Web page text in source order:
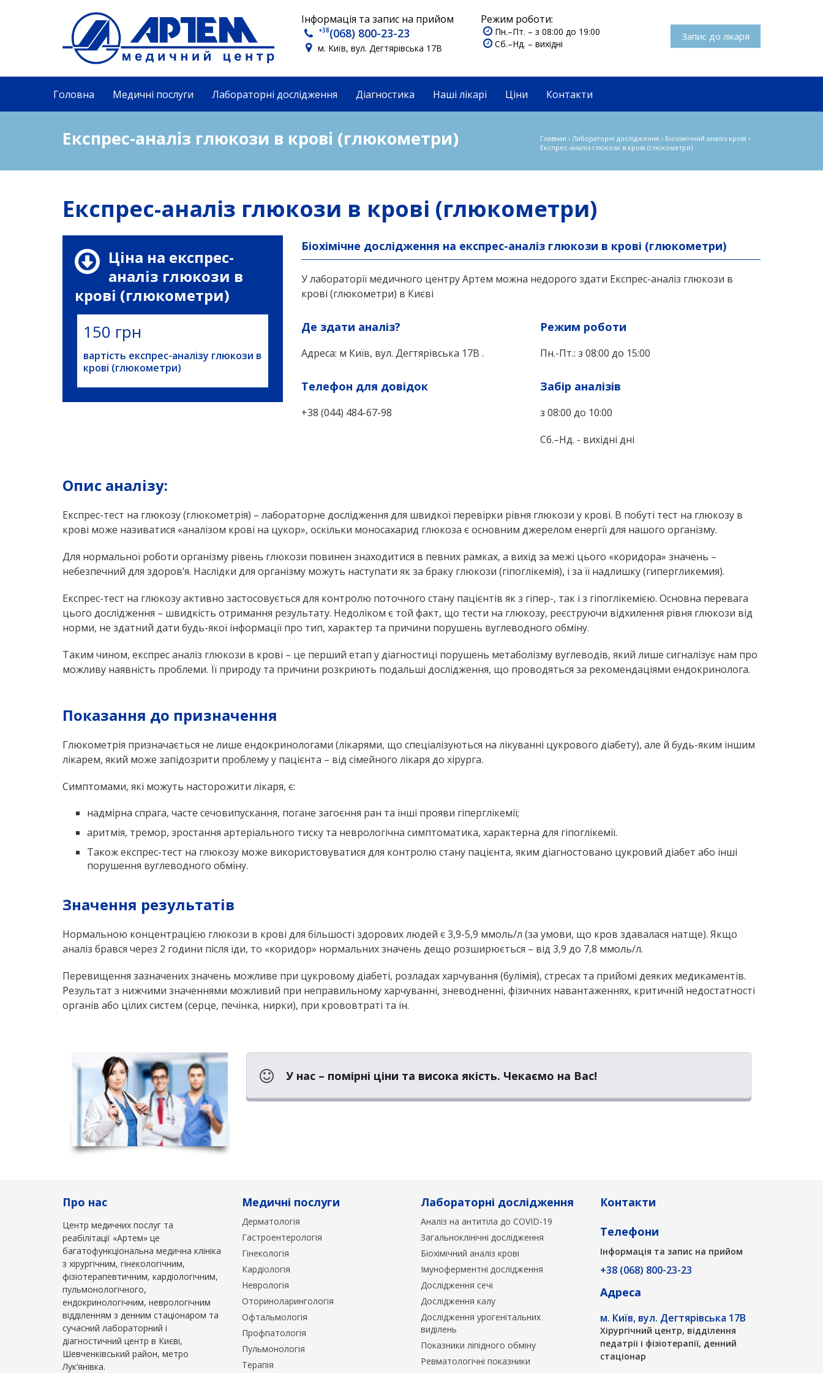
Інформація та запис на прийом
+38(068) 800-23-23
м. Київ, вул. Дегтярівська 17В
Режим роботи:
Пн.–Пт. – з 08:00 до 19:00
Сб.–Нд. – вихідні
Запис до лікаря
Головна Медичні послуги Лабораторні дослідження Діагностика Наші лікарі Ціни Контакти
Експрес-аналіз глюкози в крові (глюкометри) Главная › Лабораторні дослідження › Біохімічний аналіз крові ›
Експрес-аналіз глюкози в крові (глюкометри)
Експрес-аналіз глюкози в крові (глюкометри)
Ціна на експрес-
аналіз глюкози в
крові (глюкометри)
150 грн
вартість експрес-аналізу глюкози в
крові (глюкометри)
Біохімічне дослідження на експрес-аналіз глюкози в крові (глюкометри)
У лабораторії медичного центру Артем можна недорого здати Експрес-аналіз глюкози в
крові (глюкометри) в Києві
Де здати аналіз?
Адреса: м Київ, вул. Дегтярівська 17В .
Телефон для довідок
+38 (044) 484-67-98
Режим роботи
Пн.-Пт.: з 08:00 до 15:00
Забір аналізів
з 08:00 до 10:00
Сб.–Нд. - вихідні дні
Опис аналізу:
Експрес-тест на глюкозу (глюкометрія) – лабораторне дослідження для швидкої перевірки рівня глюкози у крові. В побуті тест на глюкозу в
крові може називатися «аналізом крові на цукор», оскільки моносахарид глюкоза є основним джерелом енергії для нашого організму.
Для нормальної роботи організму рівень глюкози повинен знаходитися в певних рамках, а вихід за межі цього «коридора» значень –
небезпечний для здоров’я. Наслідки для організму можуть наступати як за браку глюкози (гіпоглікемія), і за її надлишку (гипергликемия).
Експрес-тест на глюкозу активно застосовується для контролю поточного стану пацієнтів як з гіпер-, так і з гіпоглікемією. Основна перевага
цього дослідження – швидкість отримання результату. Недоліком є той факт, що тести на глюкозу, реєструючи відхилення рівня глюкози від
норми, не здатний дати будь-якої інформації про тип, характер та причини порушень вуглеводного обміну.
Таким чином, експрес аналіз глюкози в крові – це перший етап у діагностиці порушень метаболізму вуглеводів, який лише сигналізує нам про
можливу наявність проблеми. Її природу та причини розкриють подальші дослідження, що проводяться за рекомендаціями ендокринолога.
Показання до призначення
Глюкометрія призначається не лише ендокринологами (лікарями, що спеціалізуються на лікуванні цукрового діабету), але й будь-яким іншим
лікарем, який може запідозрити проблему у пацієнта – від сімейного лікаря до хірурга.
Симптомами, які можуть насторожити лікаря, є:
надмірна спрага, часте сечовипускання, погане загоєння ран та інші прояви гіперглікемії;
аритмія, тремор, зростання артеріального тиску та неврологічна симптоматика, характерна для гіпоглікемії.
Також експрес-тест на глюкозу може використовуватися для контролю стану пацієнта, яким діагностовано цукровий діабет або інші
порушення вуглеводного обміну.
Значення результатів
Нормальною концентрацією глюкози в крові для більшості здорових людей є 3,9-5,9 ммоль/л (за умови, що кров здавалася натще). Якщо
аналіз брався через 2 години після їди, то «коридор» нормальних значень дещо розширюється – від 3,9 до 7,8 ммоль/л.
Перевищення зазначених значень можливе при цукровому діабеті, розладах харчування (булімія), стресах та прийомі деяких медикаментів.
Результат з нижчими значеннями можливий при неправильному харчуванні, зневодненні, фізичних навантаженнях, критичній недостатності
органів або цілих систем (серце, печінка, нирки), при крововтраті та ін.
У нас – помірні ціни та висока якість. Чекаємо на Вас!
Про нас
Центр медичних послуг та
реабілітації «Артем» це
багатофункціональна медична клініка
з хірургічним, гінекологічним,
фізіотерапевтичним, кардіологічним,
пульмонологічного,
ендокринологічним, неврологічним
відділенням з денним стаціонаром та
сучасний лабораторний і
діагностичний центр в Києві,
Шевченківський район, метро
Лук’янівка.
Медичні послуги
Дерматологія
Гастроентерологія
Гінекологія
Кардіологія
Неврологія
Оториноларингологія
Офтальмологія
Профпатологія
Пульмонологія
Терапія
Лабораторні дослідження
Аналіз на антитіла до COVID-19
Загальноклінічні дослідження
Біохімічний аналіз крові
Імуноферментні дослідження
Дослідження сечі
Дослідження калу
Дослідження урогенітальних
виділень
Показники ліпідного обміну
Ревматологічні показники
Контакти
Телефони
Інформація та запис на прийом
+38 (068) 800-23-23
Адреса
м. Київ, вул. Дегтярівська 17В
Хірургічний центр, відділення
педатріі і фізіотерапії, денний
стаціонар